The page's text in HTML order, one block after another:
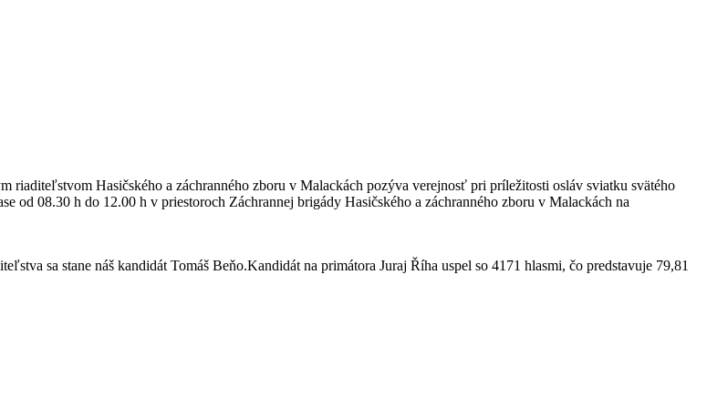
riaditeľstvom Hasičského a záchranného zboru v Malackách pozýva verejnosť pri príležitosti osláv sviatku svätého
od 08.30 h do 12.00 h v priestoroch Záchrannej brigády Hasičského a záchranného zboru v Malackách na
sa stane náš kandidát Tomáš Beňo.Kandidát na primátora Juraj Říha uspel so 4171 hlasmi, čo predstavuje 79,81